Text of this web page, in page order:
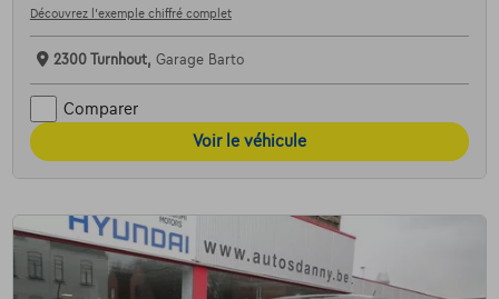
Découvrez l’exemple chiffré complet
2300 Turnhout, Garage Barto
Comparer
Voir le véhicule